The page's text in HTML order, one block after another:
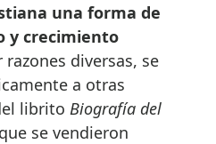
una forma de
y crecimiento
razones diversas, se
a otras
librito Biografía del
se vendieron